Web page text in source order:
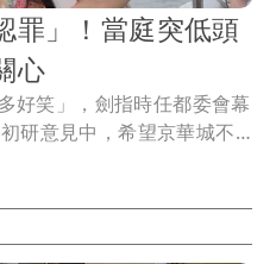
罪」！當庭突低頭
心
好笑」，劍指時任都委會幕
研意見中，希望京華城不